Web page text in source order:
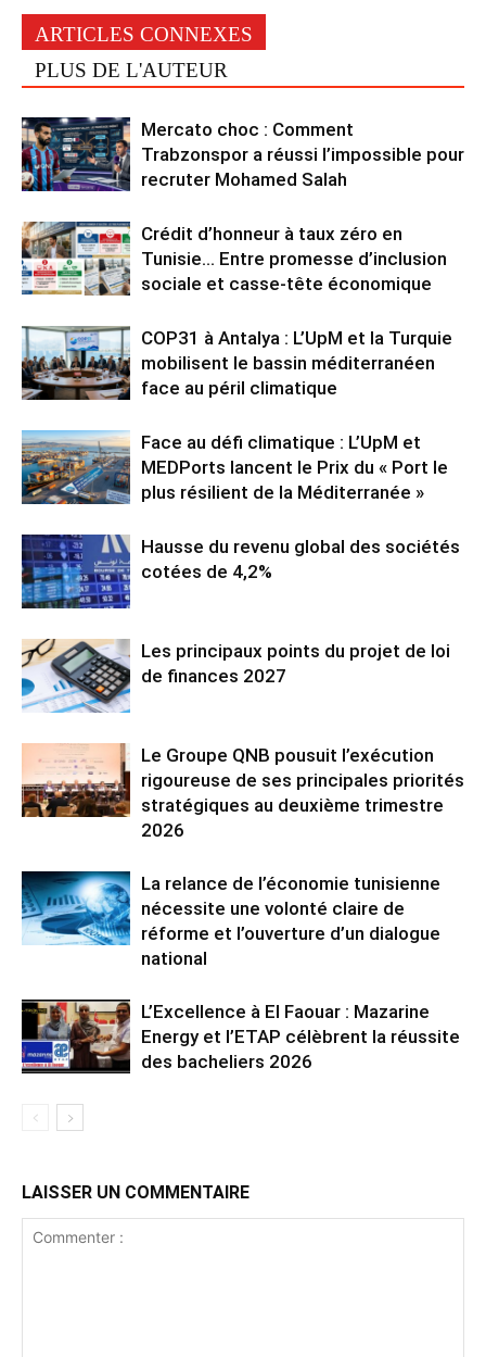
ARTICLES CONNEXES
PLUS DE L'AUTEUR
Mercato choc : Comment
Trabzonspor a réussi l’impossible pour
recruter Mohamed Salah
Crédit d’honneur à taux zéro en
Tunisie… Entre promesse d’inclusion
sociale et casse-tête économique
COP31 à Antalya : L’UpM et la Turquie
mobilisent le bassin méditerranéen
face au péril climatique
Face au défi climatique : L’UpM et
MEDPorts lancent le Prix du « Port le
plus résilient de la Méditerranée »
Hausse du revenu global des sociétés
cotées de 4,2%
Les principaux points du projet de loi
de finances 2027
Le Groupe QNB pousuit l’exécution
rigoureuse de ses principales priorités
stratégiques au deuxième trimestre
2026
La relance de l’économie tunisienne
nécessite une volonté claire de
réforme et l’ouverture d’un dialogue
national
L’Excellence à El Faouar : Mazarine
Energy et l’ETAP célèbrent la réussite
des bacheliers 2026
LAISSER UN COMMENTAIRE